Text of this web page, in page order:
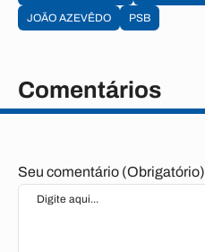
JOÃO AZEVÊDO
PSB
Comentários
Seu comentário (Obrigatório)